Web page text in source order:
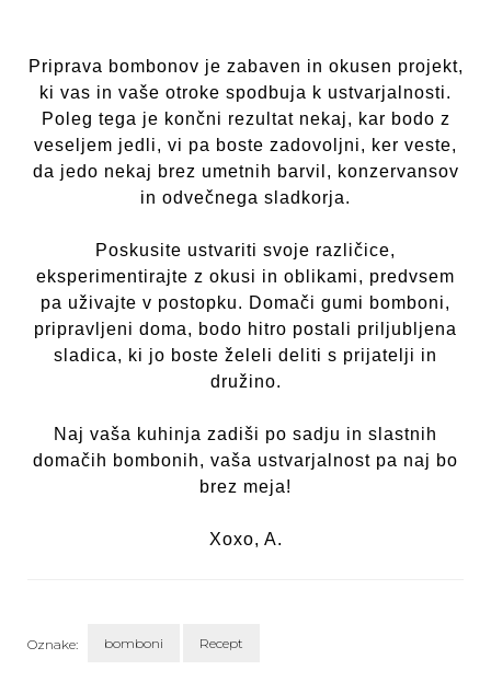
Priprava bombonov je zabaven in okusen projekt,
ki vas in vaše otroke spodbuja k ustvarjalnosti.
Poleg tega je končni rezultat nekaj, kar bodo z
veseljem jedli, vi pa boste zadovoljni, ker veste,
da jedo nekaj brez umetnih barvil, konzervansov
in odvečnega sladkorja.
Poskusite ustvariti svoje različice,
eksperimentirajte z okusi in oblikami, predvsem
pa uživajte v postopku. Domači gumi bomboni,
pripravljeni doma, bodo hitro postali priljubljena
sladica, ki jo boste želeli deliti s prijatelji in
družino.
Naj vaša kuhinja zadiši po sadju in slastnih
domačih bombonih, vaša ustvarjalnost pa naj bo
brez meja!
Xoxo, A.
Oznake: bomboni Recept